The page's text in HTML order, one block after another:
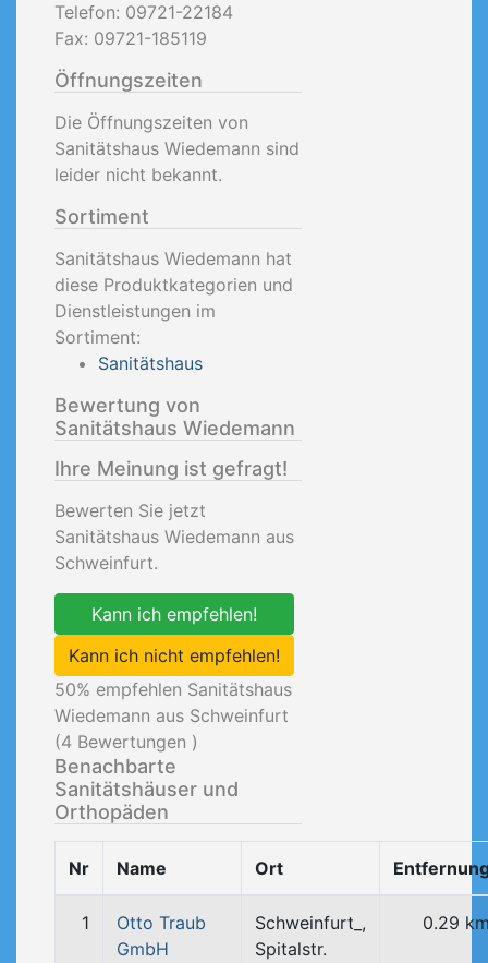
Telefon: 09721-22184
Fax: 09721-185119
Öffnungszeiten
Die Öffnungszeiten von
Sanitätshaus Wiedemann sind
leider nicht bekannt.
Sortiment
Sanitätshaus Wiedemann hat
diese Produktkategorien und
Dienstleistungen im
Sortiment:
Sanitätshaus
Bewertung von
Sanitätshaus Wiedemann
Ihre Meinung ist gefragt!
Bewerten Sie jetzt
Sanitätshaus Wiedemann aus
Schweinfurt.
Kann ich empfehlen!
Kann ich nicht empfehlen!
50% empfehlen Sanitätshaus
Wiedemann aus Schweinfurt
(4 Bewertungen )
Benachbarte
Sanitätshäuser und
Orthopäden
Nr Name Ort
1
Otto Traub
GmbH
Schweinfurt_,
Spitalstr.
0.29